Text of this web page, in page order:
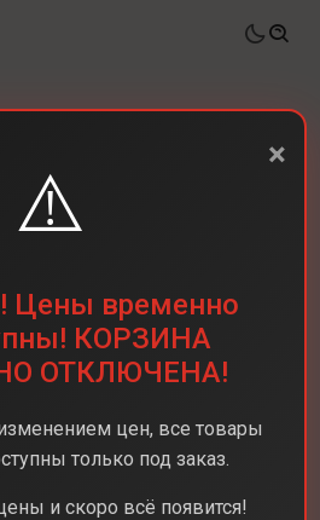
×
⚠️
Цены временно
КОРЗИНА
ОТКЛЮЧЕНА!
цен, все товары
только под заказ.
и скоро всё появится!